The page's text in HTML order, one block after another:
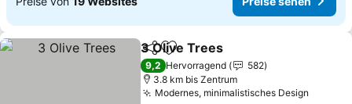
TeilenZu Favoriten hinzufügen
3 Olive Trees
9,2 Hervorragend
582
3.8 km bis Zentrum
Modernes, minimalistisches Design